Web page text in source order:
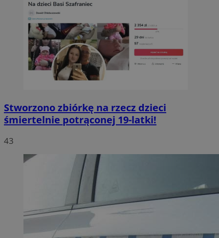
Stworzono zbiórkę na rzecz dzieci
śmiertelnie potrąconej 19-latki!
43